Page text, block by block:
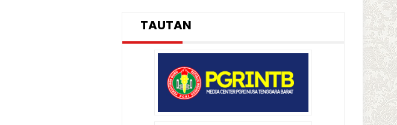
TAUTAN